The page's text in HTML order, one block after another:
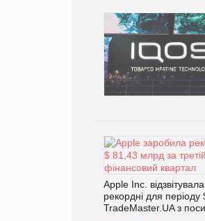
Apple Inc.
рекордні для
TradeMaster.UA з